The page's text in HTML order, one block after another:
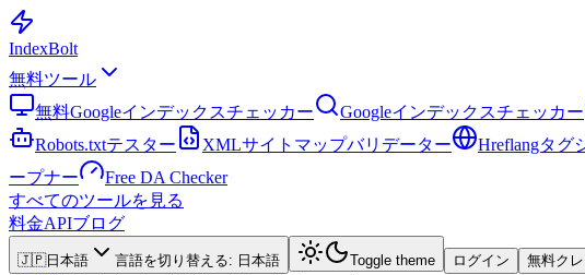
IndexBolt
無料ツール
無料Googleインデックスチェッカー
Googleインデックスチェッカー
Robots.txtテスター
XMLサイトマップバリデーター Hreflangタグ
ープナー
Free DA Checker
すべてのツールを見る
料金APIブログ
🇯🇵日本語 言語を切り替える: 日本語 Toggle theme ログイン 無料ク